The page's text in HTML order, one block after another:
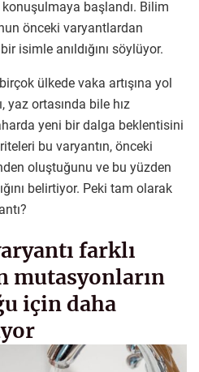
başlandı. Bilim
önceki varyantlardan
isimle anıldığını söylüyor.
ülkede vaka artışına yol
yaz ortasında bile hız
yeni bir dalga beklentisini
bu varyantın, önceki
oluştuğunu ve bu yüzden
belirtiyor. Peki tam olarak
farklı
mutasyonların
için daha